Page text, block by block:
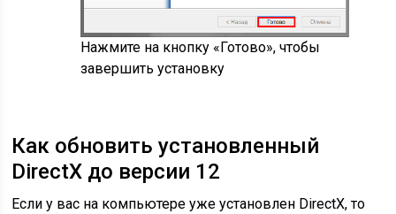
Нажмите на кнопку «Готово», чтобы
завершить установку
Как обновить установленный
DirectX до версии 12
Если у вас на компьютере уже установлен DirectX, то